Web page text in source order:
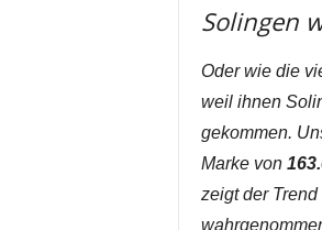
Solingen
Oder wie die
weil ihnen
gekommen.
Marke von
zeigt der